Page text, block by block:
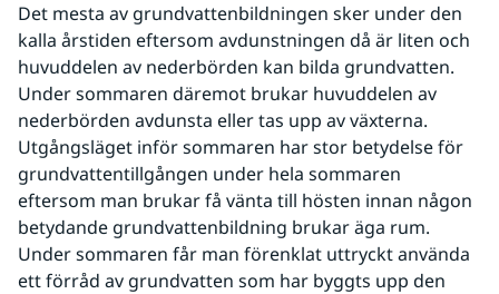
Det mesta av grundvattenbildningen sker under den
kalla årstiden eftersom avdunstningen då är liten och
huvuddelen av nederbörden kan bilda grundvatten.
Under sommaren däremot brukar huvuddelen av
nederbörden avdunsta eller tas upp av växterna.
Utgångsläget inför sommaren har stor betydelse för
grundvattentillgången under hela sommaren
eftersom man brukar få vänta till hösten innan någon
betydande grundvattenbildning brukar äga rum.
Under sommaren får man förenklat uttryckt använda
ett förråd av grundvatten som har byggts upp den